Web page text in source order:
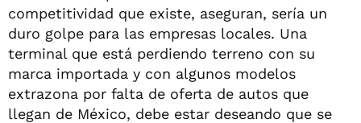
competitividad que existe, aseguran, sería un
duro golpe para las empresas locales. Una
terminal que está perdiendo terreno con su
marca importada y con algunos modelos
extrazona por falta de oferta de autos que
llegan de México, debe estar deseando que se